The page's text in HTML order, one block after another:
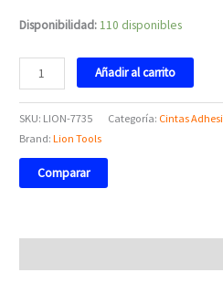
Disponibilidad:110 disponibles
Añadir al carrito
SKU: LION-7735 Categoría: Cintas
Brand:Lion Tools
Comparar